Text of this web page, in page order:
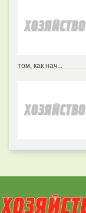
том, как нач...